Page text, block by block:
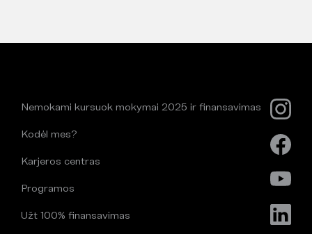
Nemokami kursuok mokymai 2025 ir finansavimas
Kodėl mes?
Karjeros centras
Programos
Užt 100% finansavimas